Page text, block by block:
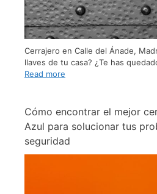
Cerrajero en Calle del Ánade,
llaves de tu casa? ¿Te has
Read more
Cómo encontrar el mejor
Azul para solucionar tus
seguridad